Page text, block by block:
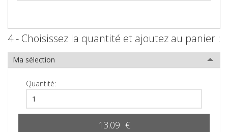
4 - Choisissez la quantité et ajoutez au panier :
Ma sélection
Quantité:
13.09 €